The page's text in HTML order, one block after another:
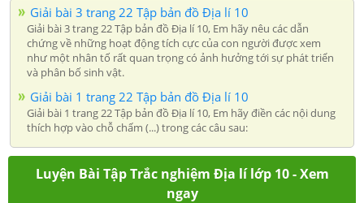
Giải bài 3 trang 22 Tập bản đồ Địa lí 10
Giải bài 3 trang 22 Tập bản đồ Địa lí 10, Em hãy nêu các dẫn
chứng về những hoạt động tích cực của con người được xem
như một nhân tố rất quan trọng có ảnh hưởng tới sự phát triển
và phân bố sinh vật.
Giải bài 1 trang 22 Tập bản đồ Địa lí 10
Giải bài 1 trang 22 Tập bản đồ Địa lí 10, Em hãy điền các nội dung
thích hợp vào chỗ chấm (...) trong các câu sau:
Luyện Bài Tập Trắc nghiệm Địa lí lớp 10 - Xem
ngay